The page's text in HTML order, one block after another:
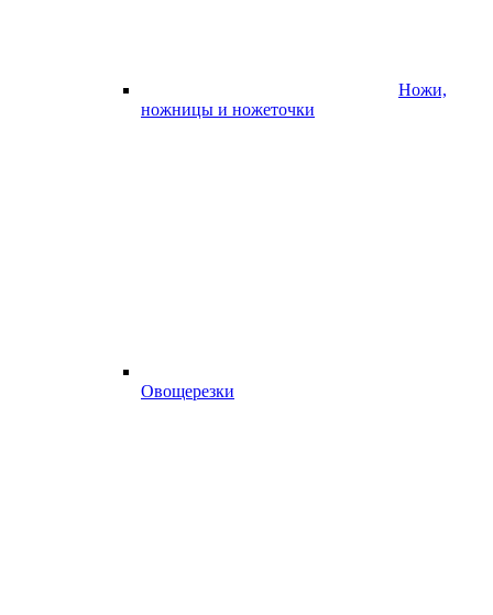
Ножи,
ножницы и ножеточки
Овощерезки